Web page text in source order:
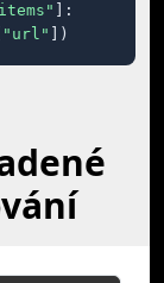
]:
"url" ])